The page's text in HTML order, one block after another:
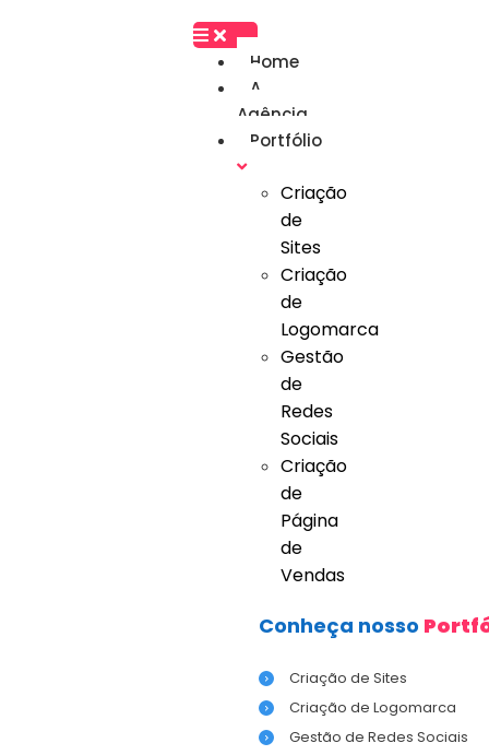
Home
A
Agência
Portfólio
Criação
de
Sites
Criação
de
Logomarca
Gestão
de
Redes
Sociais
Criação
de
Página
de
Vendas
Conheça nosso
Criação de Sites
Criação de Logomarca
Gestão de Redes Sociais